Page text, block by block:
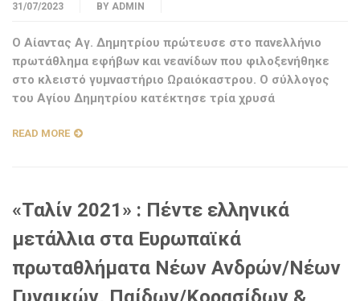
31/07/2023 BY ADMIN
Ο Αίαντας Αγ. Δημητρίου πρώτευσε στο πανελλήνιο
πρωτάθλημα εφήβων και νεανίδων που φιλοξενήθηκε
στο κλειστό γυμναστήριο Ωραιόκαστρου. Ο σύλλογος
του Αγίου Δημητρίου κατέκτησε τρία χρυσά
READ MORE
«Ταλίν 2021» : Πέντε ελληνικά
μετάλλια στα Ευρωπαϊκά
πρωταθλήματα Νέων Ανδρών/Νέων